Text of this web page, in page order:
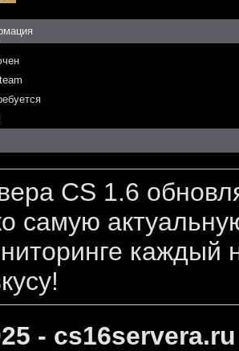
CS 1.6
самую
каждый
- cs16servera.ru